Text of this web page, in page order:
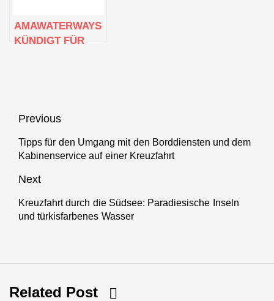
AMAWATERWAYS
KÜNDIGT FÜR
TOUCH“-REISE
Beitragsnavigation
Previous
Previous
post:
Tipps für den Umgang mit den Borddiensten und dem
Kabinenservice auf einer Kreuzfahrt
Next
Next
post:
Kreuzfahrt durch die Südsee: Paradiesische Inseln
und türkisfarbenes Wasser
Related Post